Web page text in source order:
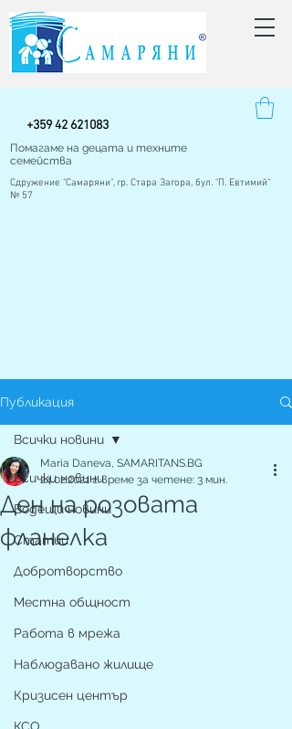
Помагаме на децата и техните
семейства
Сдружение "Самаряни", гр. Стара Загора, бул. "П. Евтимий"
№ 57
+359 42 621083
Публикация
Всички новини
Водещи новини
Статии
Добротворство
Местна общност
Работа в мрежа
Наблюдавано жилище
Кризисен център
Всички новини
Ден на розовата
фланелка
Maria Daneva, SAMARITANS.BG
24.02.2021 г.време за четене: 3 мин.